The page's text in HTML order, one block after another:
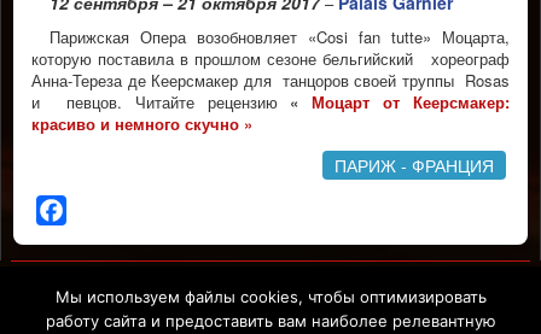
Парижская Опера возобновляет «Cosi fan tutte» Моцарта,
которую поставила в прошлом сезоне бельгийский хореограф
Анна-Тереза де Кеерсмакер для танцоров своей труппы Rosas
и певцов. Читайте рецензию «Моцарт от Кеерсмакер:
красиво и немного скучно »
ПАРИЖ - ФРАНЦИЯ
2026 Afficha.info -T ous droits réservés/Все права защищены –
Mentions légales
Мы используем файлы cookies, чтобы оптимизировать
работу сайта и предоставить вам наиболее релевантную